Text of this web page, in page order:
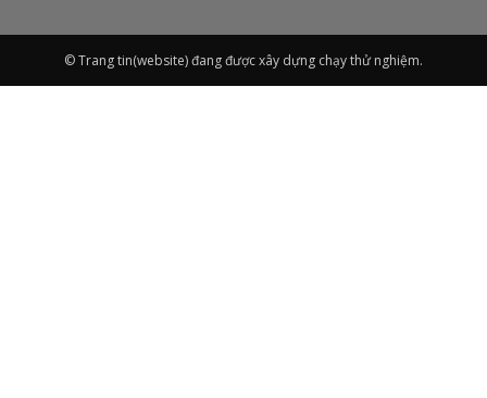
© Trang tin(website) đang được xây dựng chạy thử nghiệm.